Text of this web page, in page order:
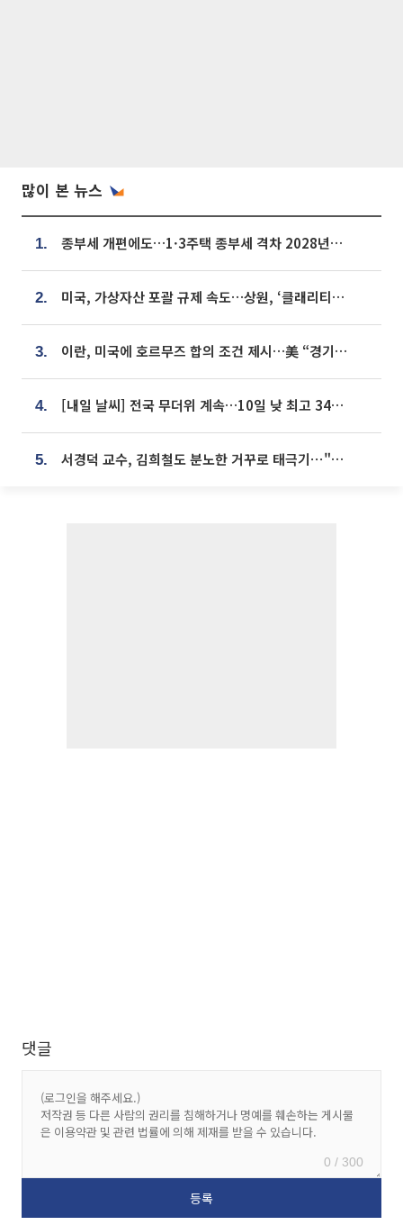
많이 본 뉴스
1. 종부세 개편에도…1·3주택 종부세 격차 2028년부터 확대
2. 미국, 가상자산 포괄 규제 속도…상원, ‘클래리티법’ 9월 절차투표 추진
3. 이란, 미국에 호르무즈 합의 조건 제시…美 “경기 아직 안 끝나” [종합]
4. [내일 날씨] 전국 무더위 계속…10일 낮 최고 34도 육박
5. 서경덕 교수, 김희철도 분노한 거꾸로 태극기⋯"엉터리는 아냐, 아쉬울 뿐"
댓글
0 / 300